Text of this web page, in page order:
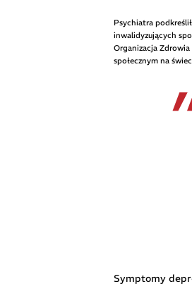
Psychiatra
inwalidyzujących
Organizacja Zdrowia
społecznym na
Symptomy